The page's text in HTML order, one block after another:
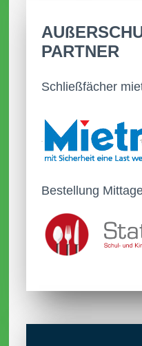
Die aktuelle
veröffentlicht.
27.08.2025
PARTNER
Schließfächer
Bestellung